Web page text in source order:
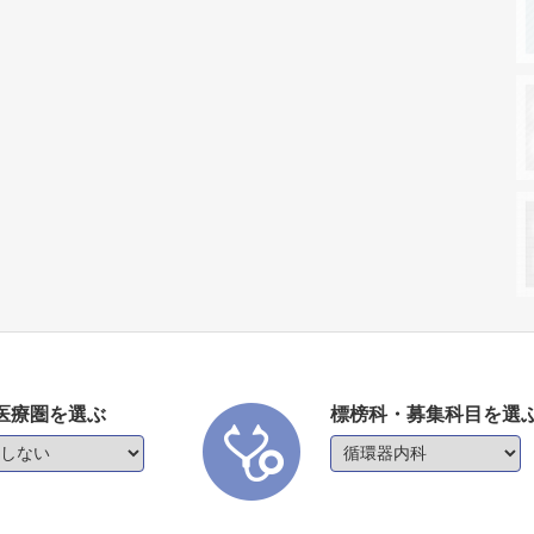
療圏を選ぶ 標榜科・募集科目を選